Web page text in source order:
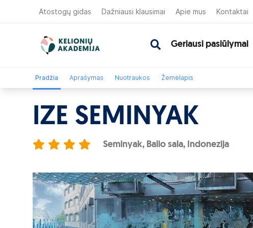
Atostogų gidas Dažniausi klausimai Apie mus Kontaktai
Geriausi pasiūlymai
Pradžia Aprašymas Nuotraukos Žemėlapis
IZE SEMINYAK
Seminyak, Balio sala, Indonezija